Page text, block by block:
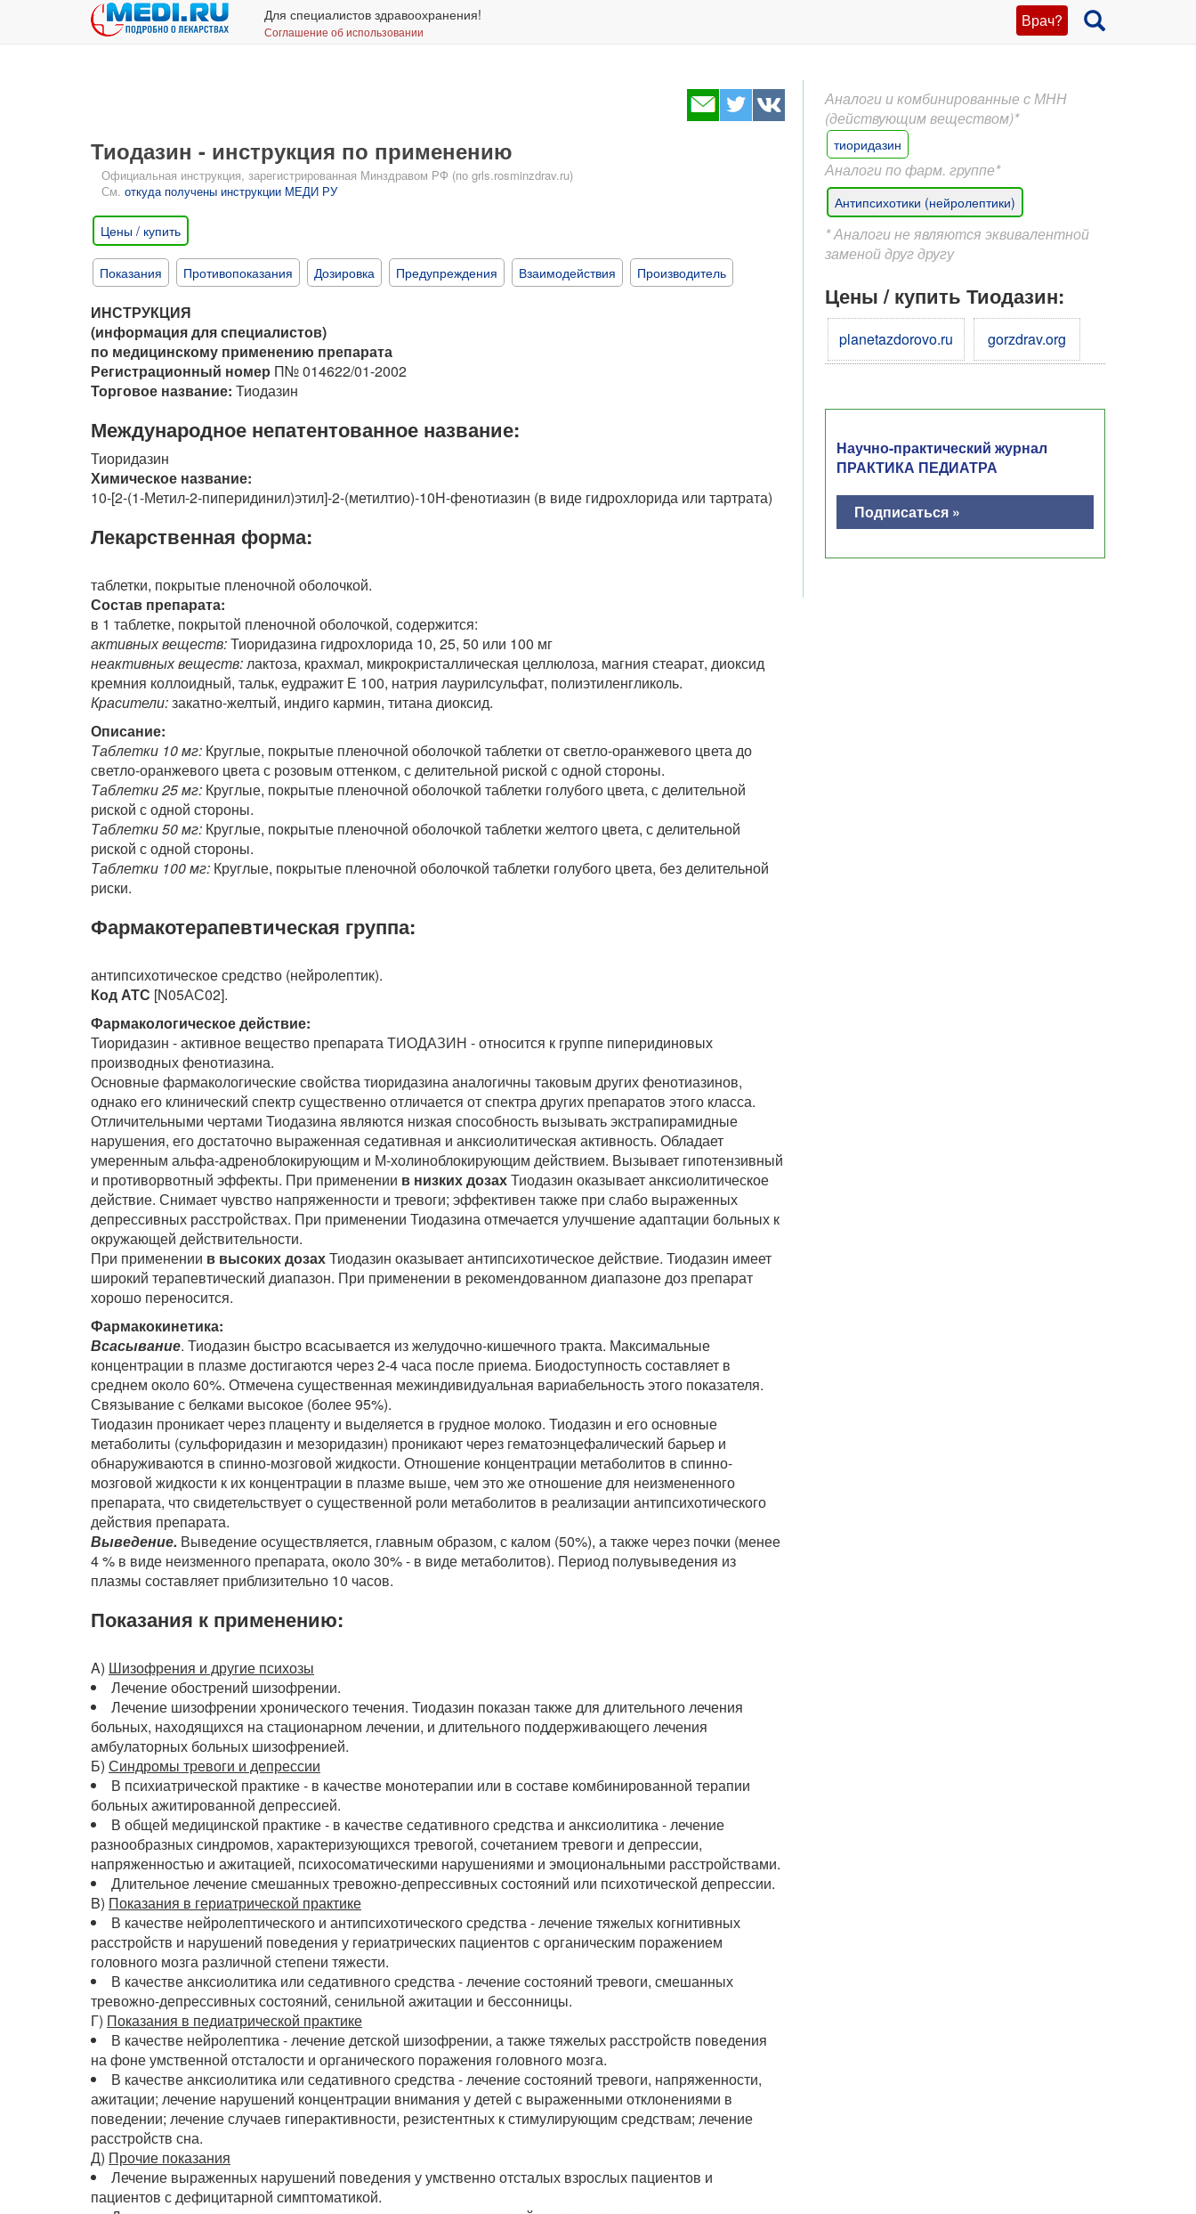
Врач?
Для специалистов здравоохранения!
Соглашение об использовании
Тиодазин - инструкция по применению
Официальная инструкция, зарегистрированная Минздравом РФ (по grls.rosminzdrav.ru)
См. откуда получены инструкции МЕДИ РУ
Цены / купить
Показания Противопоказания Дозировка Предупреждения Взаимодействия Производитель
ИНСТРУКЦИЯ
(информация для специалистов)
по медицинскому применению препарата
Регистрационный номер П№ 014622/01-2002
Торговое название: Тиодазин
Международное непатентованное название:
Тиоридазин
Химическое название:
10-[2-(1-Метил-2-пиперидинил)этил]-2-(метилтио)-10Н-фенотиазин (в виде гидрохлорида или тартрата)
Лекарственная форма:
таблетки, покрытые пленочной оболочкой.
Состав препарата:
в 1 таблетке, покрытой пленочной оболочкой, содержится:
активных веществ:Тиоридазина гидрохлорида 10, 25, 50 или 100 мг
неактивных веществ:лактоза, крахмал, микрокристаллическая целлюлоза, магния стеарат, диоксид
кремния коллоидный, тальк, еудражит Е 100, натрия лаурилсульфат, полиэтиленгликоль.
Красители:закатно-желтый, индиго кармин, титана диоксид.
Описание:
Таблетки 10 мг: Круглые, покрытые пленочной оболочкой таблетки от светло-оранжевого цвета до
светло-оранжевого цвета с розовым оттенком, с делительной риской с одной стороны.
Таблетки 25 мг: Круглые, покрытые пленочной оболочкой таблетки голубого цвета, с делительной
риской с одной стороны.
Таблетки 50 мг: Круглые, покрытые пленочной оболочкой таблетки желтого цвета, с делительной
риской с одной стороны.
Таблетки 100 мг: Круглые, покрытые пленочной оболочкой таблетки голубого цвета, без делительной
риски.
Фармакотерапевтическая группа:
антипсихотическое средство (нейролептик).
Код АТС [N05АС02].
Фармакологическое действие:
Тиоридазин - активное вещество препарата ТИОДАЗИН - относится к группе пиперидиновых
производных фенотиазина.
Основные фармакологические свойства тиоридазина аналогичны таковым других фенотиазинов,
однако его клинический спектр существенно отличается от спектра других препаратов этого класса.
Отличительными чертами Тиодазина являются низкая способность вызывать экстрапирамидные
нарушения, его достаточно выраженная седативная и анксиолитическая активность. Обладает
умеренным альфа-адреноблокирующим и М-холиноблокирующим действием. Вызывает гипотензивный
и противорвотный эффекты. При применении в низких дозахТиодазин оказывает анксиолитическое
действие. Снимает чувство напряженности и тревоги; эффективен также при слабо выраженных
депрессивных расстройствах. При применении Тиодазина отмечается улучшение адаптации больных к
окружающей действительности.
При применении в высоких дозахТиодазин оказывает антипсихотическое действие. Тиодазин имеет
широкий терапевтический диапазон. При применении в рекомендованном диапазоне доз препарат
хорошо переносится.
Фармакокинетика:
Всасывание. Тиодазин быстро всасывается из желудочно-кишечного тракта. Максимальные
концентрации в плазме достигаются через 2-4 часа после приема. Биодоступность составляет в
среднем около 60%. Отмечена существенная межиндивидуальная вариабельность этого показателя.
Связывание с белками высокое (более 95%).
Тиодазин проникает через плаценту и выделяется в грудное молоко. Тиодазин и его основные
метаболиты (сульфоридазин и мезоридазин) проникают через гематоэнцефалический барьер и
обнаруживаются в спинно-мозговой жидкости. Отношение концентрации метаболитов в спинно-
мозговой жидкости к их концентрации в плазме выше, чем это же отношение для неизмененного
препарата, что свидетельствует о существенной роли метаболитов в реализации антипсихотического
действия препарата.
Выведение. Выведение осуществляется, главным образом, с калом (50%), а также через почки (менее
4 % в виде неизменного препарата, около 30% - в виде метаболитов). Период полувыведения из
плазмы составляет приблизительно 10 часов.
Показания к применению:
A) Шизофрения и другие психозы
Лечение обострений шизофрении.
Лечение шизофрении хронического течения. Тиодазин показан также для длительного лечения
больных, находящихся на стационарном лечении, и длительного поддерживающего лечения
амбулаторных больных шизофренией.
Б) Синдромы тревоги и депрессии
В психиатрической практике - в качестве монотерапии или в составе комбинированной терапии
больных ажитированной депрессией.
В общей медицинской практике - в качестве седативного средства и анксиолитика - лечение
разнообразных синдромов, характеризующихся тревогой, сочетанием тревоги и депрессии,
напряженностью и ажитацией, психосоматическими нарушениями и эмоциональными расстройствами.
Длительное лечение смешанных тревожно-депрессивных состояний или психотической депрессии.
B) Показания в гериатрической практике
В качестве нейролептического и антипсихотического средства - лечение тяжелых когнитивных
расстройств и нарушений поведения у гериатрических пациентов с органическим поражением
головного мозга различной степени тяжести.
В качестве анксиолитика или седативного средства - лечение состояний тревоги, смешанных
тревожно-депрессивных состояний, сенильной ажитации и бессонницы.
Г) Показания в педиатрической практике
В качестве нейролептика - лечение детской шизофрении, а также тяжелых расстройств поведения
на фоне умственной отсталости и органического поражения головного мозга.
В качестве анксиолитика или седативного средства - лечение состояний тревоги, напряженности,
ажитации; лечение нарушений концентрации внимания у детей с выраженными отклонениями в
поведении; лечение случаев гиперактивности, резистентных к стимулирующим средствам; лечение
расстройств сна.
Д) Прочие показания
Лечение выраженных нарушений поведения у умственно отсталых взрослых пациентов и
пациентов с дефицитарной симптоматикой.
Аналоги и комбинированные с МНН
(действующим веществом)*
тиоридазин
Аналоги по фарм. группе*
Антипсихотики (нейролептики)
* Аналоги не являются эквивалентной
заменой друг другу
Цены / купить Тиодазин:
planetazdorovo.ru gorzdrav.org
Научно-практический журнал
ПРАКТИКА ПЕДИАТРА
Подписаться »